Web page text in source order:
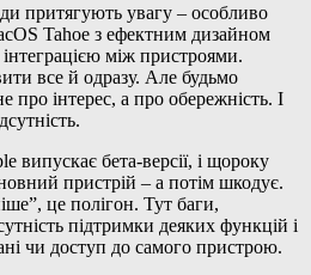
притягують увагу – особливо
Tahoe з ефектним дизайном
між пристроями.
все й одразу. Але будьмо
про інтерес, а про обережність. І
бета-версії, і щороку
пристрій – а потім шкодує.
це полігон. Тут баги,
підтримки деяких функцій і
чи доступ до самого пристрою.